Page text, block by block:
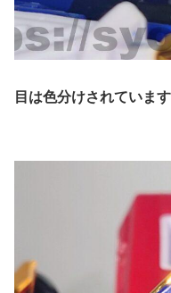
目は色分けされていま